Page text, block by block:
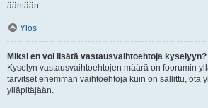
ääntään.
Ylös
Miksi en voi lisätä vastausvaihtoehtoja kyselyyn?
Kyselyn vastausvaihtoehtojen määrä on foorumin
tarvitset enemmän vaihtoehtoja kuin on sallittu, ota
ylläpitäjään.